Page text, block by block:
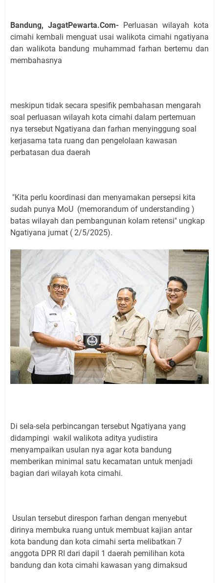
Bandung, JagatPewarta.Com- Perluasan wilayah kota
cimahi kembali menguat usai walikota cimahi ngatiyana
dan walikota bandung muhammad farhan bertemu dan
membahasnya
meskipun tidak secara spesifik pembahasan mengarah
soal perluasan wilayah kota cimahi dalam pertemuan
nya tersebut Ngatiyana dan farhan menyinggung soal
kerjasama tata ruang dan pengelolaan kawasan
perbatasan dua daerah
"Kita perlu koordinasi dan menyamakan persepsi kita
sudah punya MoU (memorandum of understanding )
batas wilayah dan pembangunan kolam retensi" ungkap
Ngatiyana jumat ( 2/5/2025).
Di sela-sela perbincangan tersebut Ngatiyana yang
didampingi wakil walikota aditya yudistira
menyampaikan usulan nya agar kota bandung
memberikan minimal satu kecamatan untuk menjadi
bagian dari wilayah kota cimahi.
Usulan tersebut direspon farhan dengan menyebut
dirinya membuka ruang untuk membuat kajian antar
kota bandung dan kota cimahi serta melibatkan 7
anggota DPR RI dari dapil 1 daerah pemilihan kota
bandung dan kota cimahi kawasan yang dimaksud